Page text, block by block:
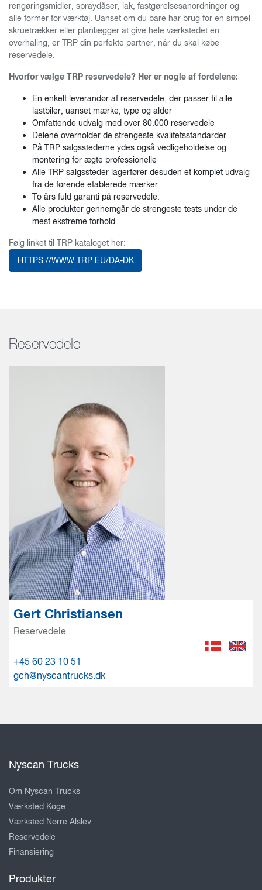
rengøringsmidler, spraydåser, lak, fastgørelsesanordninger og
alle former for værktøj. Uanset om du bare har brug for en simpel
skruetrækker eller planlægger at give hele værkstedet en
overhaling, er TRP din perfekte partner, når du skal købe
reservedele.
Hvorfor vælge TRP reservedele? Her er nogle af fordelene:
En enkelt leverandør af reservedele, der passer til alle
lastbiler, uanset mærke, type og alder
Omfattende udvalg med over 80.000 reservedele
Delene overholder de strengeste kvalitetsstandarder
På TRP salgsstederne ydes også vedligeholdelse og
montering for ægte professionelle
Alle TRP salgssteder lagerfører desuden et komplet udvalg
fra de førende etablerede mærker
To års fuld garanti på reservedele.
Alle produkter gennemgår de strengeste tests under de
mest ekstreme forhold
Følg linket til TRP kataloget her:
HTTPS://WWW.TRP.EU/DA-DK
Reservedele
Gert Christiansen
Reservedele
+45 60 23 10 51
gch@nyscantrucks.dk
Nyscan Trucks
Om Nyscan Trucks
Værksted Køge
Værksted Nørre Alslev
Reservedele
Finansiering
Produkter